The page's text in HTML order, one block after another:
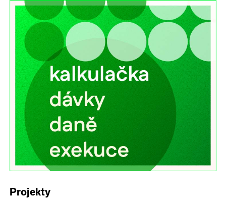
Projekty